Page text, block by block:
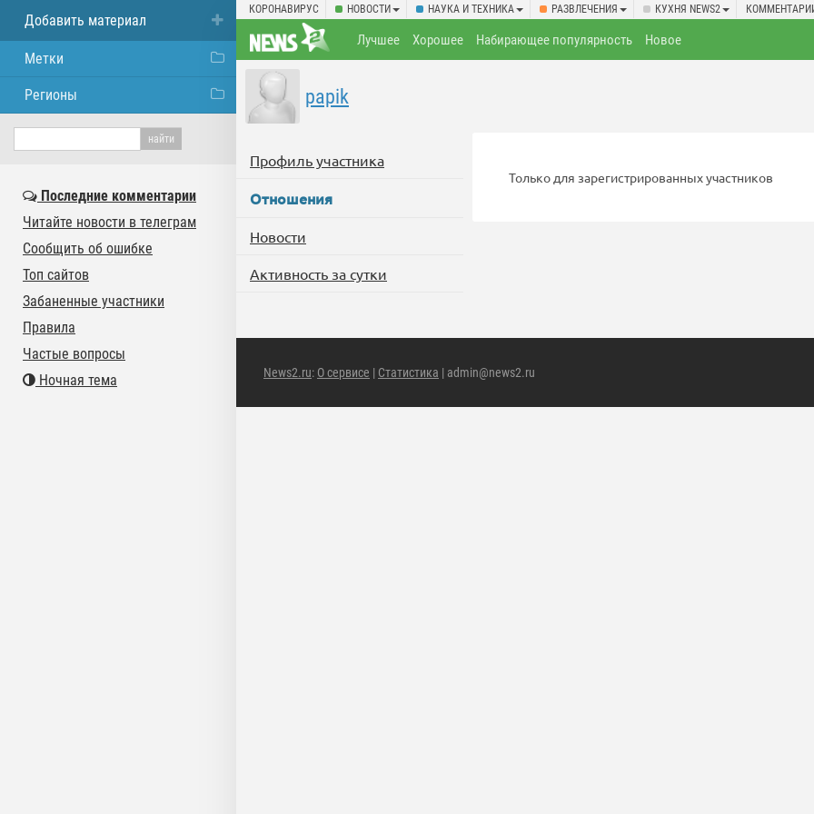
КОРОНАВИРУС НОВОСТИ НАУКА И ТЕХНИКА РАЗВЛЕЧЕНИЯ КУХНЯ NEWS2
Лучшее Хорошее Набирающее популярность Новое
papik
Профиль участника
Отношения
Новости
Активность за сутки
Только для зарегистрированных участников
News2.ru: О сервисе | Статистика | admin@news2.ru
Добавить материал
Метки
Регионы
Последние комментарии
Читайте новости в телеграм
Сообщить об ошибке
Топ сайтов
Забаненные участники
Правила
Частые вопросы
Ночная тема